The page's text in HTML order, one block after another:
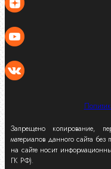
Запрещено копирование,
материалов данного сайта
на сайте носит
ГК РФ).